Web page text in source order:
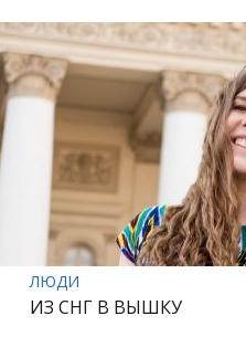
ЛЮДИ
ИЗ СНГ В ВЫШКУ